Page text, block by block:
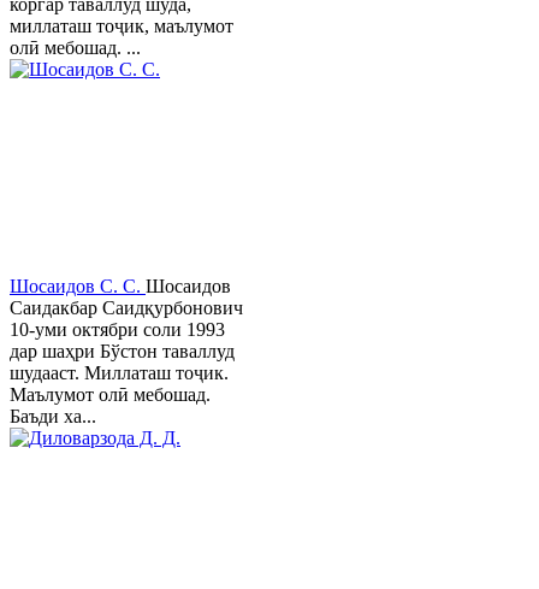
миллаташ тоҷик, маълумот
олӣ мебошад. ...
Шосаидов С. С. Шосаидов
Саидакбар Саидқурбонович
10-уми октябри соли 1993
дар шаҳри Бўстон таваллуд
шудааст. Миллаташ тоҷик.
Маълумот олӣ мебошад.
Баъди ха...